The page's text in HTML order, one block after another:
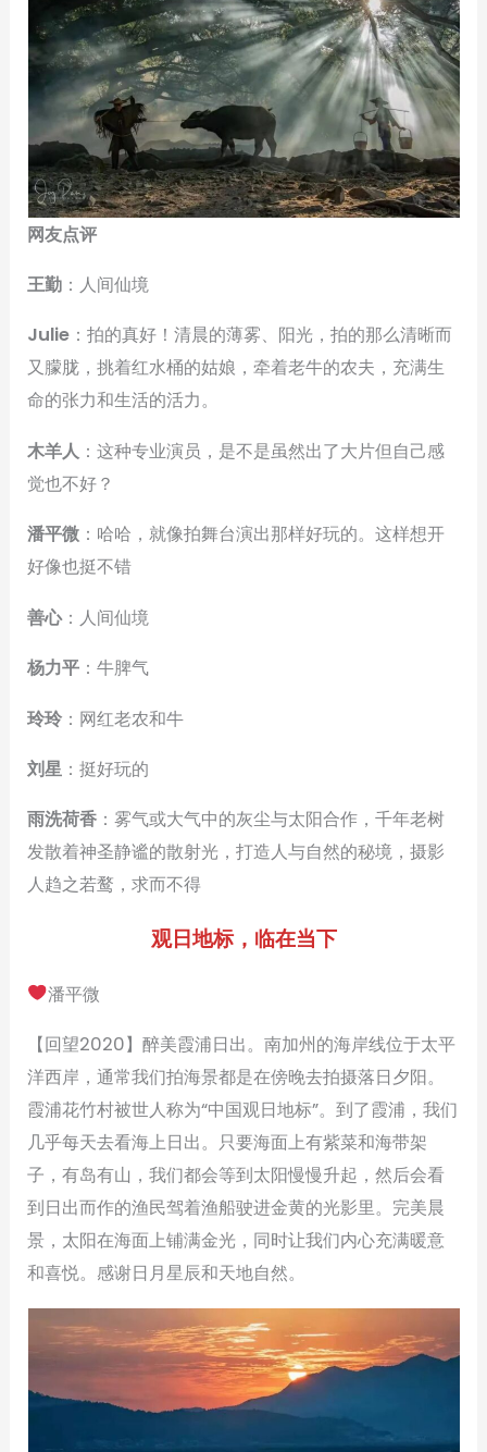
网友点评
王勤 ：人间仙境
Julie ：拍的真好！清晨的薄雾、阳光，拍的那么清晰而
又朦胧，挑着红水桶的姑娘，牵着老牛的农夫，充满生
命的张力和生活的活力。
木羊人 ：这种专业演员，是不是虽然出了大片但自己感
觉也不好？
潘平微 ：哈哈，就像拍舞台演出那样好玩的。这样想开
好像也挺不错
善心：人间仙境
杨力平 ：牛脾气
玲玲 ：网红老农和牛
刘星 ：挺好玩的
雨洗荷香 ：雾气或大气中的灰尘与太阳合作，千年老树
发散着神圣静谧的散射光，打造人与自然的秘境，摄影
人趋之若鹜，求而不得
观日地标，临在当下
潘平微
【回望2020】醉美霞浦日出。南加州的海岸线位于太平
洋西岸，通常我们拍海景都是在傍晚去拍摄落日夕阳。
霞浦花竹村被世人称为“中国观日地标”。到了霞浦，我们
几乎每天去看海上日出。只要海面上有紫菜和海带架
子，有岛有山，我们都会等到太阳慢慢升起，然后会看
到日出而作的渔民驾着渔船驶进金黄的光影里。完美晨
景，太阳在海面上铺满金光，同时让我们内心充满暖意
和喜悦。感谢日月星辰和天地自然。